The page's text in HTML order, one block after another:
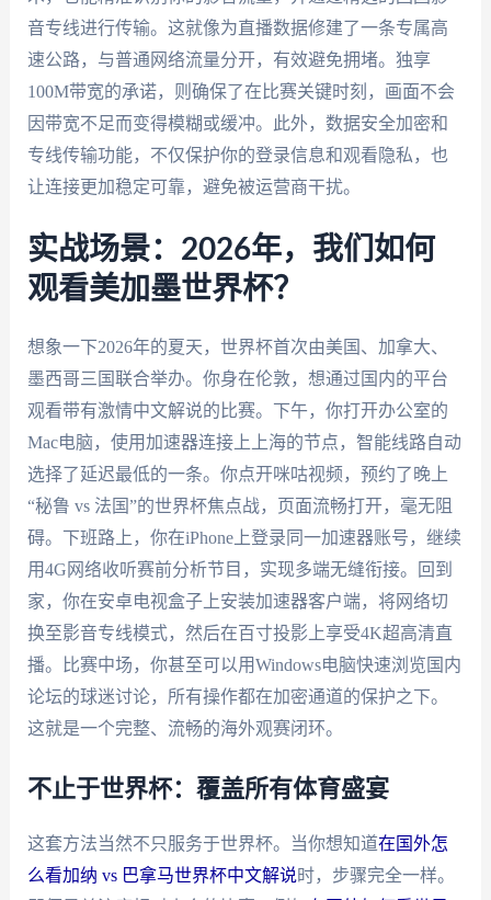
音专线进行传输。这就像为直播数据修建了一条专属高
速公路，与普通网络流量分开，有效避免拥堵。独享
100M带宽的承诺，则确保了在比赛关键时刻，画面不会
因带宽不足而变得模糊或缓冲。此外，数据安全加密和
专线传输功能，不仅保护你的登录信息和观看隐私，也
让连接更加稳定可靠，避免被运营商干扰。
实战场景：2026年，我们如何
观看美加墨世界杯？
想象一下2026年的夏天，世界杯首次由美国、加拿大、
墨西哥三国联合举办。你身在伦敦，想通过国内的平台
观看带有激情中文解说的比赛。下午，你打开办公室的
Mac电脑，使用加速器连接上上海的节点，智能线路自动
选择了延迟最低的一条。你点开咪咕视频，预约了晚上
“秘鲁 vs 法国”的世界杯焦点战，页面流畅打开，毫无阻
碍。下班路上，你在iPhone上登录同一加速器账号，继续
用4G网络收听赛前分析节目，实现多端无缝衔接。回到
家，你在安卓电视盒子上安装加速器客户端，将网络切
换至影音专线模式，然后在百寸投影上享受4K超高清直
播。比赛中场，你甚至可以用Windows电脑快速浏览国内
论坛的球迷讨论，所有操作都在加密通道的保护之下。
这就是一个完整、流畅的海外观赛闭环。
不止于世界杯：覆盖所有体育盛宴
这套方法当然不只服务于世界杯。当你想知道在国外怎
么看加纳 vs 巴拿马世界杯中文解说时，步骤完全一样。